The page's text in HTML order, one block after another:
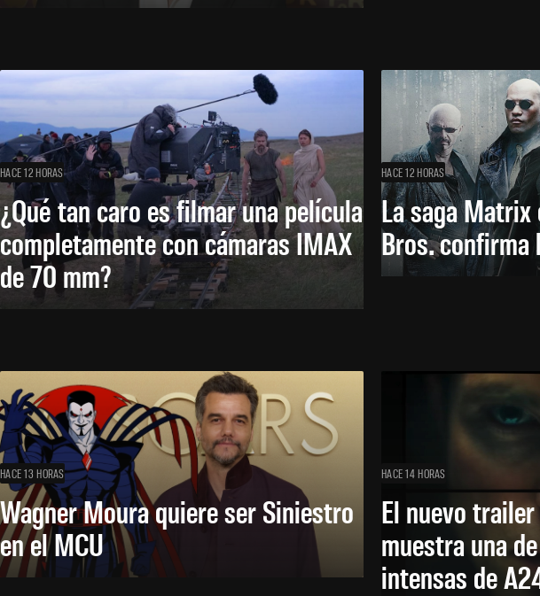
HACE 12 HORAS
¿Qué tan caro es filmar una película
completamente con cámaras IMAX
de 70 mm?
HACE 12 HORAS
La saga
Bros.
HACE 13 HORAS
Wagner Moura quiere ser Siniestro
en el MCU
HACE 14 HORAS
El nuevo
muestra una
intensas de